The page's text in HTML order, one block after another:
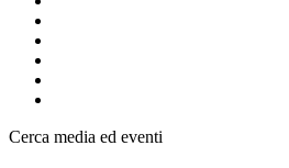
Cerca media ed eventi